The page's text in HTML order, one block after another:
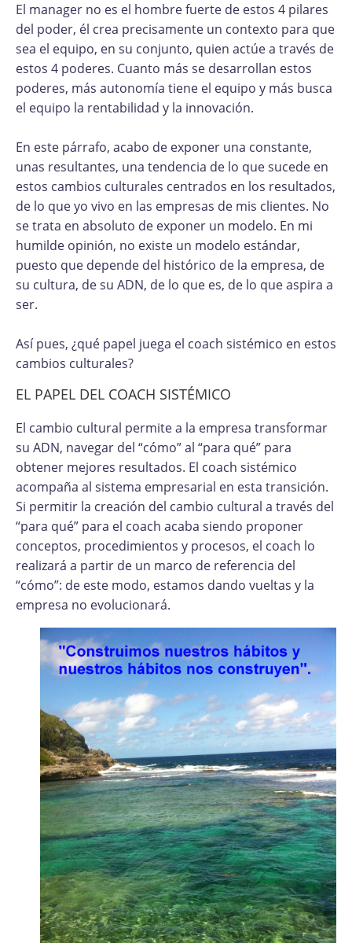
El manager no es el hombre fuerte de estos 4 pilares
del poder, él crea precisamente un contexto para que
sea el equipo, en su conjunto, quien actúe a través de
estos 4 poderes. Cuanto más se desarrollan estos
poderes, más autonomía tiene el equipo y más busca
el equipo la rentabilidad y la innovación.
En este párrafo, acabo de exponer una constante,
unas resultantes, una tendencia de lo que sucede en
estos cambios culturales centrados en los resultados,
de lo que yo vivo en las empresas de mis clientes. No
se trata en absoluto de exponer un modelo. En mi
humilde opinión, no existe un modelo estándar,
puesto que depende del histórico de la empresa, de
su cultura, de su ADN, de lo que es, de lo que aspira a
ser.
Así pues, ¿qué papel juega el coach sistémico en estos
cambios culturales?
EL PAPEL DEL COACH SISTÉMICO
El cambio cultural permite a la empresa transformar
su ADN, navegar del “cómo” al “para qué” para
obtener mejores resultados. El coach sistémico
acompaña al sistema empresarial en esta transición.
Si permitir la creación del cambio cultural a través del
“para qué” para el coach acaba siendo proponer
conceptos, procedimientos y procesos, el coach lo
realizará a partir de un marco de referencia del
“cómo”: de este modo, estamos dando vueltas y la
empresa no evolucionará.